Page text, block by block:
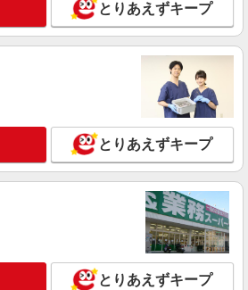
とりあえずキープ
とりあえずキープ
とりあえずキープ